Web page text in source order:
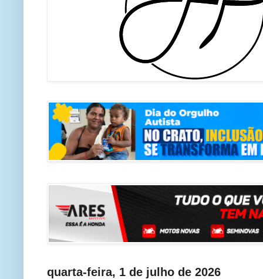
quarta-feira, 1 de julho de 2026